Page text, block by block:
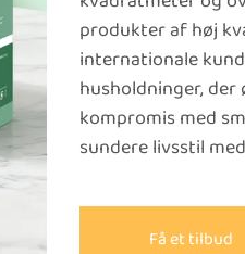
produkter af høj
internationale
husholdninger,
kompromis med
sundere livsstil
Få et tilbud